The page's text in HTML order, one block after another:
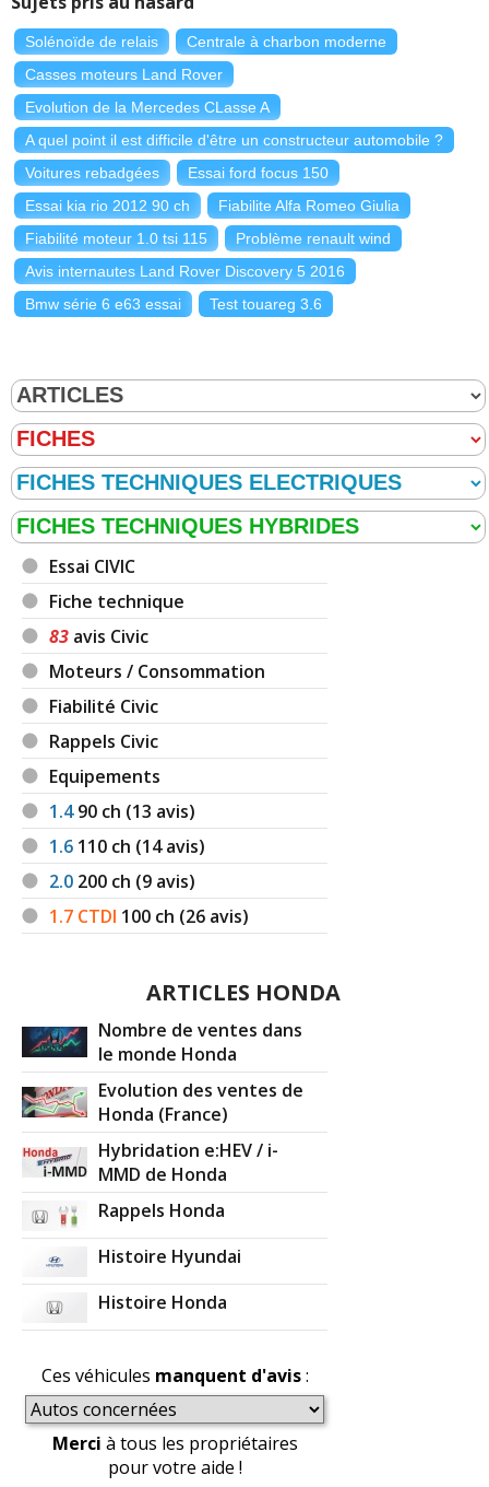
Solénoïde de relais
Centrale à charbon moderne
Casses moteurs Land Rover
Evolution de la Mercedes CLasse A
A quel point il est difficile d'être un constructeur automobile ?
Voitures rebadgées
Essai ford focus 150
Essai kia rio 2012 90 ch
Fiabilite Alfa Romeo Giulia
Fiabilité moteur 1.0 tsi 115
Problème renault wind
Avis internautes Land Rover Discovery 5 2016
Bmw série 6 e63 essai
Test touareg 3.6
Essai CIVIC
Fiche technique
83 avis Civic
Moteurs / Consommation
Fiabilité Civic
Rappels Civic
Equipements
1.490 ch (13 avis)
1.6 110 ch (14 avis)
2.0 200 ch (9 avis)
1.7 CTDI 100 ch (26 avis)
ARTICLES HONDA
Nombre de ventes dans
le monde Honda
Evolution des ventes de
Honda (France)
Hybridation e:HEV / i-
MMD de Honda
Rappels Honda
Histoire Hyundai
Histoire Honda
Ces véhicules manquent d'avis:
Merci à tous les propriétaires
pour votre aide !